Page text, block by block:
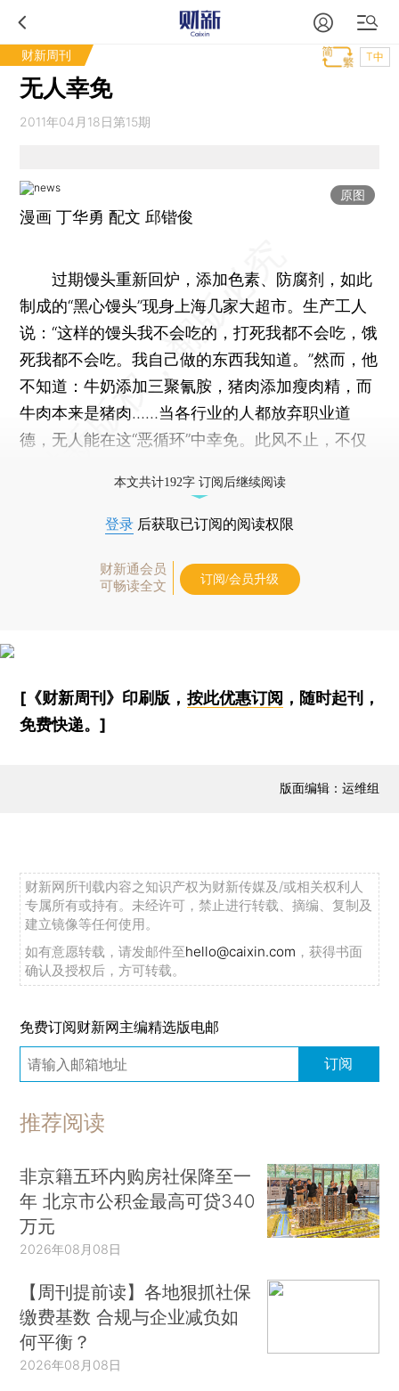
财新周刊 T中
无人幸免
2011年04月18日第15期
原图
漫画 丁华勇 配文 邱锴俊
过期馒头重新回炉，添加色素、防腐剂，如此
制成的“黑心馒头”现身上海几家大超市。生产工人
说：“这样的馒头我不会吃的，打死我都不会吃，饿
死我都不会吃。我自己做的东西我知道。”然而，他
不知道：牛奶添加三聚氰胺，猪肉添加瘦肉精，而
牛肉本来是猪肉……当各行业的人都放弃职业道
德，无人能在这“恶循环”中幸免。此风不止，不仅
本文共计192字 订阅后继续阅读
登录 后获取已订阅的阅读权限
财新通会员
可畅读全文
订阅/会员升级
[《财新周刊》印刷版， 按此优惠订阅 ，随时起刊，
免费快递。]
版面编辑：运维组
财新网所刊载内容之知识产权为财新传媒及/或相关权利人
专属所有或持有。未经许可，禁止进行转载、摘编、复制及
建立镜像等任何使用。
如有意愿转载，请发邮件至hello@caixin.com ，获得书面
确认及授权后，方可转载。
免费订阅财新网主编精选版电邮
订阅
推荐阅读
非京籍五环内购房社保降至一
年 北京市公积金最高可贷340
万元
2026年08月08日
【周刊提前读】各地狠抓社保
缴费基数 合规与企业减负如
何平衡？
2026年08月08日